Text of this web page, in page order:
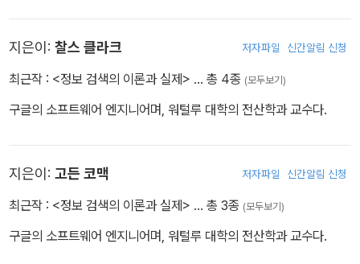
보 검색 시스템을 수십억 개 문서와 수십만 명의 사용자를 지탱할 수
있는 대규모 시스템으로 탈바꿈하는 데 필요한 지식을 제공한다. 저
하고 수많은 연구 논문을 참조하면서도, 단순히 연구 성과를 나열하
해서 검색엔진의 구성 요소를 떠받치는 중요한 기법들을 구체적으로
설명한다. 각 장 마지막에 있는 연습 문제로 여러분도 검색엔진을 직
접 만들고 탐구해보기 바란다.
정보 검색 분야에 발 담근 연구자와 개발자라면 꼭 읽어야 할 책이다!
지은이: 찰스 클라크 저자파일 신간알림 신청
최근작 : <정보 검색의 이론과 실제> … 총 4종 (모두보기)
구글의 소프트웨어 엔지니어며, 워털루 대학의 전산학과 교수다.
지은이: 고든 코맥 저자파일 신간알림 신청
최근작 : <정보 검색의 이론과 실제> … 총 3종 (모두보기)
구글의 소프트웨어 엔지니어며, 워털루 대학의 전산학과 교수다.